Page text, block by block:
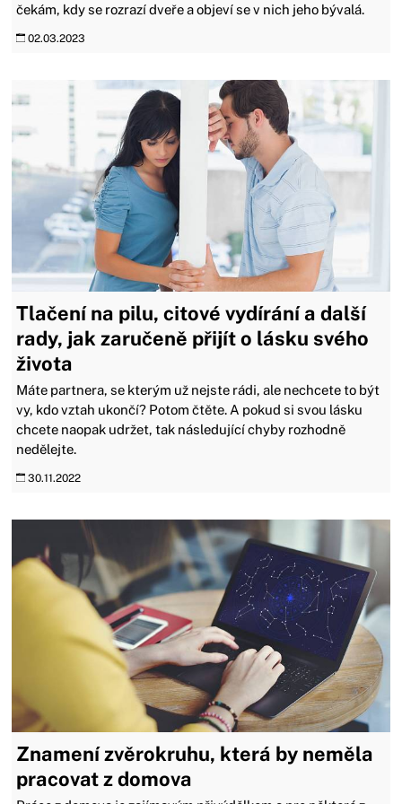
čekám, kdy se rozrazí dveře a objeví se v nich jeho bývalá.
02.03.2023
Tlačení na pilu, citové vydírání a další
rady, jak zaručeně přijít o lásku svého
života
Máte partnera, se kterým už nejste rádi, ale nechcete to být
vy, kdo vztah ukončí? Potom čtěte. A pokud si svou lásku
chcete naopak udržet, tak následující chyby rozhodně
nedělejte.
30.11.2022
Znamení zvěrokruhu, která by neměla
pracovat z domova